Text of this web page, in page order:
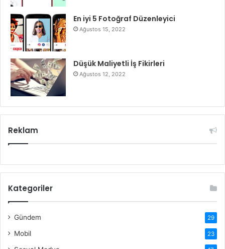
En iyi 5 Fotoğraf Düzenleyici
Ağustos 15, 2022
Düşük Maliyetli İş Fikirleri
Ağustos 12, 2022
Reklam
Kategoriler
Gündem 29
Mobil 23